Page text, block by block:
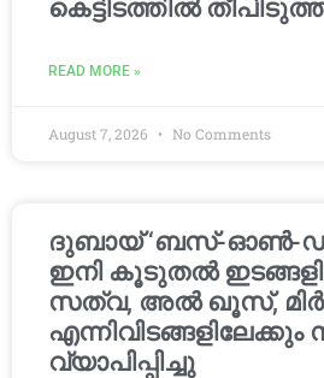
കെട്ടിടത്തിൽ
READ MORE »
August 7, 2026 No Comments
ദുബായ് ‘ബസ്-ഓൺ-
ഇനി കൂടുതൽ
സത്വ, അൽ ഖൂസ്,
വ്യാപിപ്പിച്ചു